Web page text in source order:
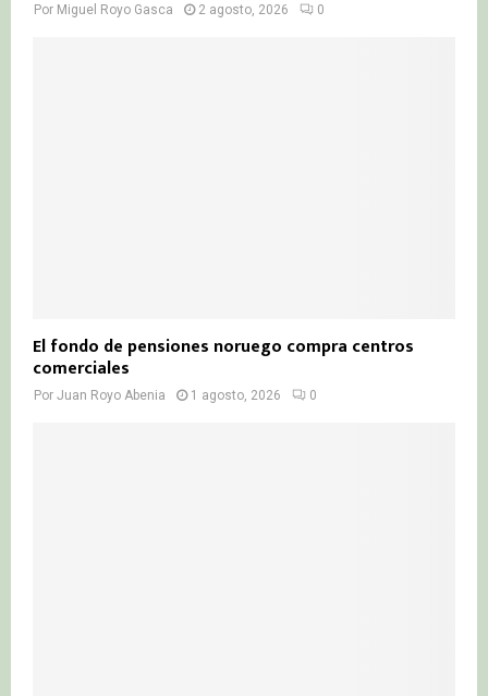
Por Miguel Royo Gasca 2 agosto, 2026 0
El fondo de pensiones noruego compra centros
comerciales
Por Juan Royo Abenia 1 agosto, 2026 0